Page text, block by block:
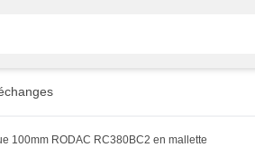
100mm RODAC RC380BC2 en mallette